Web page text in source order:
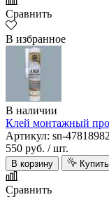
Сравнить
В избранное
В наличии
Клей монтажный
Артикул: sn-47818982
550 руб. / шт.
В корзину
Сравнить